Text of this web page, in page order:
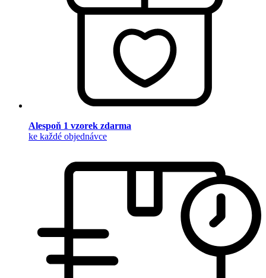
Alespoň 1 vzorek zdarma
ke každé objednávce